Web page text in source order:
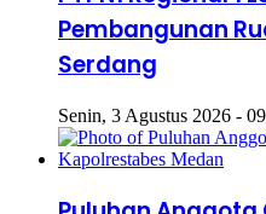
Pembangunan
Serdang
Senin, 3 Agustus 2026 -